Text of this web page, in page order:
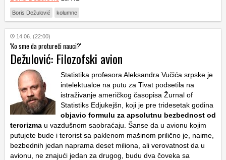
Boris Dežulović kolumne
14.06. (22:00)
'Ko sme da protureči nauci?'
Dežulović: Filozofski avion
Statistika profesora Aleksandra Vučića srpske je
intelektualce na putu za Tivat podsetila na
istraživanje američkog časopisa Žurnal of
Statistiks Edjukejšn, koji je pre tridesetak godina
objavio formulu za apsolutnu bezbednost od
terorizma u vazdušnom saobraćaju. Šanse da u avionu kojim
putujete bude i terorist sa paklenom mašinom prilično je, naime,
bezbednih jedan naprama deset miliona, ali verovatnost da u
avionu, ne znajući jedan za drugog, budu dva čoveka sa